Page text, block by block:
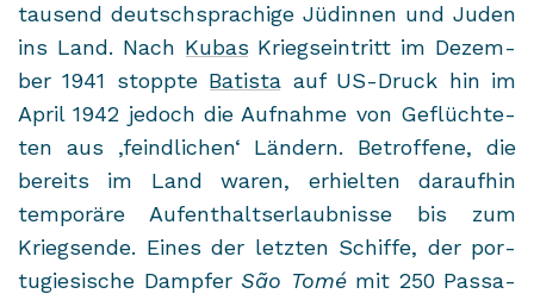
tau­send deutsch­spra­chi­ge Jü­din­nen und Juden
ins Land. Nach Kubas Kriegs­ein­tritt im De­zem­
ber 1941 stopp­te Ba­tis­ta auf US-​Druck hin im
April 1942 je­doch die Auf­nah­me von Ge­flüch­te­
ten aus ,feind­li­chen‘ Län­dern. Be­trof­fe­ne, die
be­reits im Land waren, er­hiel­ten dar­auf­hin
tem­po­rä­re Auf­ent­halts­er­laub­nis­se bis zum
Kriegs­en­de. Eines der letz­ten Schif­fe, der por­
tu­gie­si­sche Damp­fer São Tomémit 250 Pas­sa­